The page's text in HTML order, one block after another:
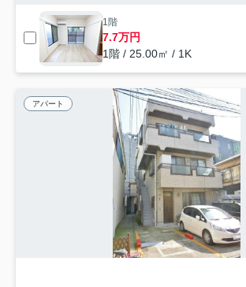
1階
7.7万円
1階 / 25.00㎡ / 1K
アパート